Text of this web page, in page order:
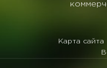
Карта сайта